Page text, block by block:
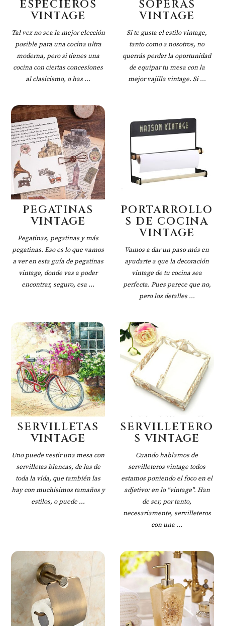
ESPECIEROS
VINTAGE
Tal vez no sea la mejor elección
posible para una cocina ultra
moderna, pero si tienes una
cocina con ciertas concesiones
al clasicismo, o has ...
SOPERAS
VINTAGE
Si te gusta el estilo vintage,
tanto como a nosotros, no
querrás perder la oportunidad
de equipar tu mesa con la
mejor vajilla vintage. Si ...
PEGATINAS
VINTAGE
Pegatinas, pegatinas y más
pegatinas. Eso es lo que vamos
a ver en esta guía de pegatinas
vintage, donde vas a poder
encontrar, seguro, esa ...
PORTARROLLO
S DE COCINA
VINTAGE
Vamos a dar un paso más en
ayudarte a que la decoración
vintage de tu cocina sea
perfecta. Pues parece que no,
pero los detalles ...
SERVILLETAS
VINTAGE
Uno puede vestir una mesa con
servilletas blancas, de las de
toda la vida, que también las
hay con muchísimos tamaños y
estilos, o puede ...
SERVILLETERO
S VINTAGE
Cuando hablamos de
servilleteros vintage todos
estamos poniendo el foco en el
adjetivo: en lo "vintage". Han
de ser, por tanto,
necesariamente, servilleteros
con una ...